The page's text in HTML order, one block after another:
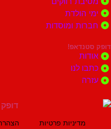
ומוסדות
לנו
מדיניות פרטיות הצהרת נגישות